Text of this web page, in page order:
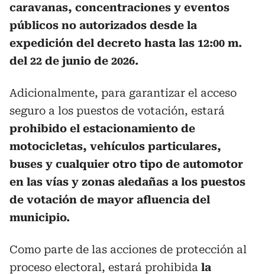
caravanas, concentraciones y eventos
públicos no autorizados desde la
expedición del decreto hasta las 12:00 m.
del 22 de junio de 2026.
Adicionalmente, para garantizar el acceso
seguro a los puestos de votación, estará
prohibido el estacionamiento de
motocicletas, vehículos particulares,
buses y cualquier otro tipo de automotor
en las vías y zonas aledañas a los puestos
de votación de mayor afluencia del
municipio.
Como parte de las acciones de protección al
proceso electoral, estará prohibida la